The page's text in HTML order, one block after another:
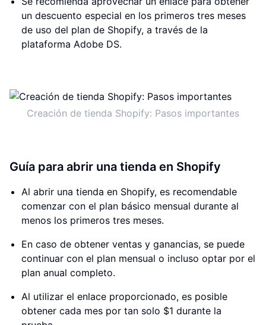
un descuento especial en los primeros tres meses
de uso del plan de Shopify, a través de la
plataforma Adobe DS.
Creación de tienda Shopify: Pasos importantes
Guía para abrir una tienda en Shopify
Al abrir una tienda en Shopify, es recomendable
comenzar con el plan básico mensual durante al
menos los primeros tres meses.
En caso de obtener ventas y ganancias, se puede
continuar con el plan mensual o incluso optar por el
plan anual completo.
Al utilizar el enlace proporcionado, es posible
obtener cada mes por tan solo $1 durante la